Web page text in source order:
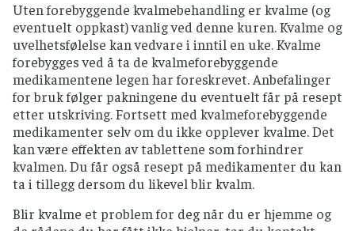
Uten forebyggende kvalmebehandling er kvalme (og
eventuelt oppkast) vanlig ved denne kuren. Kvalme og
uvelhetsfølelse kan vedvare i inntil en uke. Kvalme
forebygges ved å ta de kvalmeforebyggende
medikamentene legen har foreskrevet. Anbefalinger
for bruk følger pakningene du eventuelt får på resept
etter utskriving. Fortsett med kvalmeforebyggende
medikamenter selv om du ikke opplever kvalme. Det
kan være effekten av tablettene som forhindrer
kvalmen. Du får også resept på medikamenter du kan
ta i tillegg dersom du likevel blir kvalm.
Blir kvalme et problem for deg når du er hjemme og